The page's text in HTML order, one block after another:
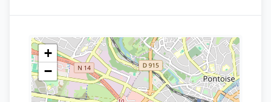
+
−